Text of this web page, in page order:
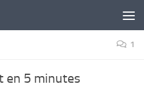
1
en 5 minutes